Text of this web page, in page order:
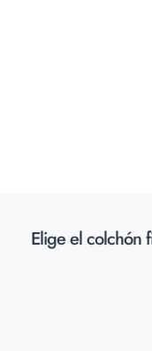
Elige el colchón